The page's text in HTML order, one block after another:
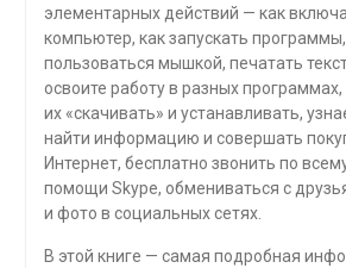
элементарных дей­ствий — как
компьютер, как запускать
пользоваться мышкой, печатать
освоите работу в разных
их «скачивать» и устанавливать,
найти информацию и совершать
Интернет, бесплатно звонить по
помощи Skype, обме­ниваться с
и фото в социальных сетях.
В этой книге — самая подробная